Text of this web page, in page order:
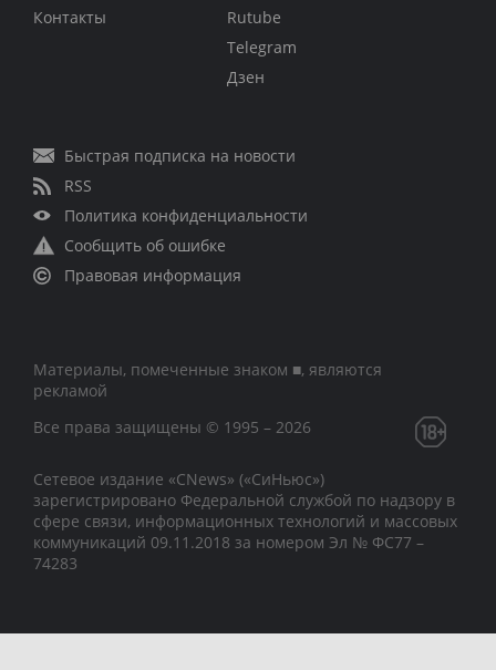
Контакты
Rutube
Telegram
Дзен
Быстрая подписка на новости
RSS
Политика конфиденциальности
Сообщить об ошибке
Правовая информация
Материалы, помеченные знаком ■, являются
рекламой
Все права защищены © 1995 – 2026
Сетевое издание «CNews» («СиНьюс»)
зарегистрировано Федеральной службой по надзору в
сфере связи, информационных технологий и массовых
коммуникаций 09.11.2018 за номером Эл № ФС77 –
74283